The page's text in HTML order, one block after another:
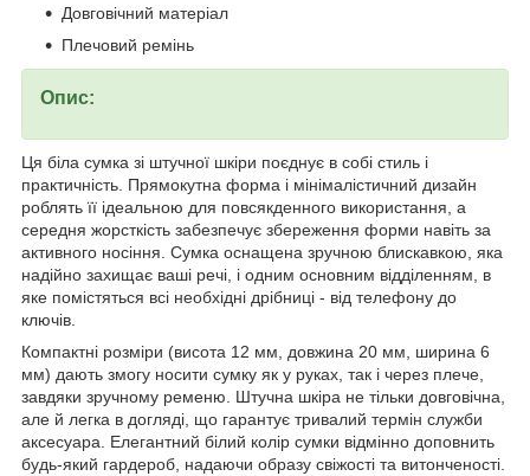
Довговічний матеріал
Плечовий ремінь
Опис:
Ця біла сумка зі штучної шкіри поєднує в собі стиль і
практичність. Прямокутна форма і мінімалістичний дизайн
роблять її ідеальною для повсякденного використання, а
середня жорсткість забезпечує збереження форми навіть за
активного носіння. Сумка оснащена зручною блискавкою, яка
надійно захищає ваші речі, і одним основним відділенням, в
яке помістяться всі необхідні дрібниці - від телефону до
ключів.
Компактні розміри (висота 12 мм, довжина 20 мм, ширина 6
мм) дають змогу носити сумку як у руках, так і через плече,
завдяки зручному ременю. Штучна шкіра не тільки довговічна,
але й легка в догляді, що гарантує тривалий термін служби
аксесуара. Елегантний білий колір сумки відмінно доповнить
будь-який гардероб, надаючи образу свіжості та витонченості.